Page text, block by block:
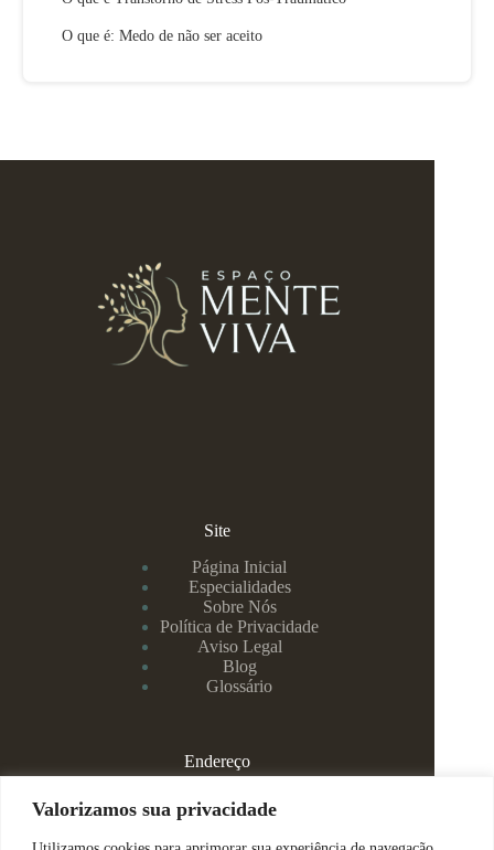
Valorizamos sua privacidade
O que é: Medo de não ser aceito
Site
Página Inicial
Especialidades
Sobre Nós
Política de Privacidade
Aviso Legal
Blog
Glossário
Endereço
Rua Rei Alberto, 108 / 705 - Centro - Juiz de Fora/MG